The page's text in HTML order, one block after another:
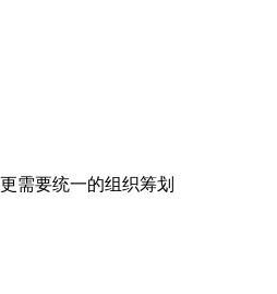
需要统一的组织筹划